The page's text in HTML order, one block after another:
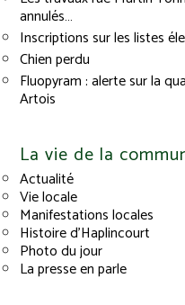
annulés…
Inscriptions sur les listes
Chien perdu
Fluopyram : alerte sur la
Artois
La vie de la
Actualité
Vie locale
Manifestations locales
Histoire d’Haplincourt
Photo du jour
La presse en parle